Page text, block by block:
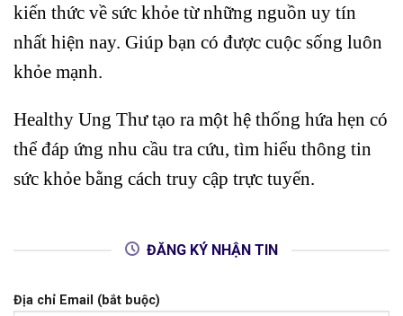
kiến thức về sức khỏe từ những nguồn uy tín
nhất hiện nay. Giúp bạn có được cuộc sống luôn
khỏe mạnh.
Healthy Ung Thư tạo ra một hệ thống hứa hẹn có
thể đáp ứng nhu cầu tra cứu, tìm hiểu thông tin
sức khỏe bằng cách truy cập trực tuyến.
ĐĂNG KÝ NHẬN TIN
Địa chỉ Email (bắt buộc)